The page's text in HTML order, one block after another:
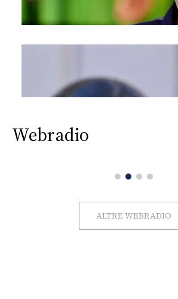
Webradio
ALTRE WEBRADIO